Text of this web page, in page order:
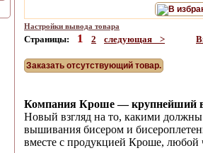
В
Настройки вывода товара
Страницы: 1 2 следующая >
Заказать отсутствующий товар.
Компания Кроше — крупнейший в
Новый взгляд на то, какими должны
вышивания бисером и
вместе с продукцией Кроше, любой